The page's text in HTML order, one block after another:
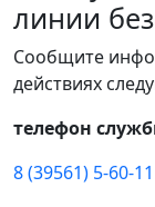
линии
Сообщите
действиях
телефон
8 (39561) 5-60-11